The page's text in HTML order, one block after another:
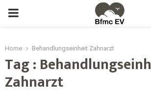
Home Behandlungseinheit Zahnarzt
Tag :
Zahnarzt